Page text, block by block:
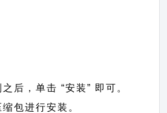
后，单击 “安装” 即可。
包进行安装。